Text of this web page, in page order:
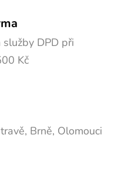
DPD při
Kč
Brně, Olomouci